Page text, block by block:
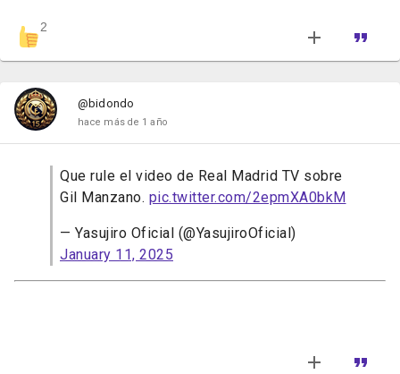
2
@bidondo
hace más de 1 año
Que rule el video de Real Madrid TV sobre
Gil Manzano. pic.twitter.com/2epmXA0bkM
— Yasujiro Oficial (@YasujiroOficial)
January 11, 2025